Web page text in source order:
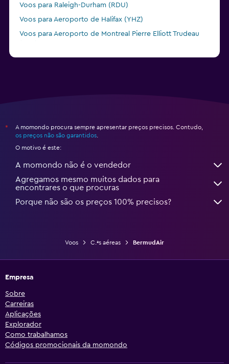
Voos para Raleigh-Durham (RDU)
Voos para Aeroporto de Halifax (YHZ)
Voos para Aeroporto de Montreal Pierre Elliott Trudeau
Voos para Cidade da Guatemala La Aurora (GUA)
*
A momondo procura sempre apresentar preços precisos. Contudo,
os preços não são garantidos
O motivo é este:
A momondo não é o vendedor
Agregamos mesmo muitos dados para
encontrares o que procuras
Porque não são os preços 100% precisos?
Voos C.ªs aéreas BermudAir
Empresa
Sobre
Carreiras
Aplicações
Explorador
Como trabalhamos
Códigos promocionais da momondo